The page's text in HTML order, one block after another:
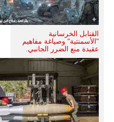
القنابل الخرسانية
"الأسمنتية" وصياغة مفاهيم
عقيدة منع الضرر الجانبي.